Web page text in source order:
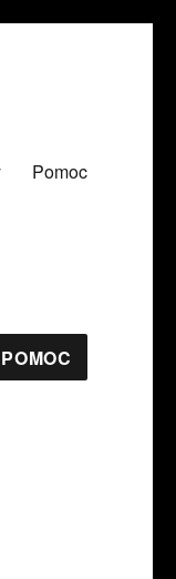
Pomoc